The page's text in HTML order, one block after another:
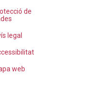
de
legal
web